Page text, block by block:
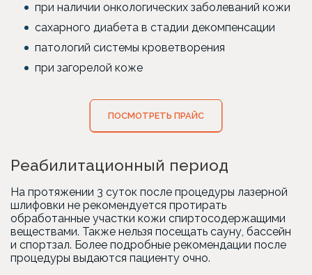
при наличии онкологических заболеваний кожи
сахарного диабета в стадии декомпенсации
патологий системы кроветворения
при загорелой коже
ПОСМОТРЕТЬ ПРАЙС
Реабилитационный период
На протяжении 3 суток после процедуры лазерной
шлифовки не рекомендуется протирать
обработанные участки кожи спиртосодержащими
веществами. Также нельзя посещать сауну, бассейн
и спортзал. Более подробные рекомендации после
процедуры выдаются пациенту очно.